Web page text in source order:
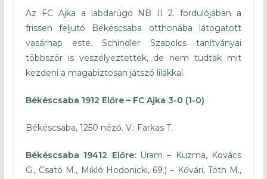
Az FC Ajka a labdarúgó NB II 2. fordulójában a
frissen feljutó Békéscsaba otthonába látogatott
vasárnap este. Schindler Szabolcs tanítványai
többször is veszélyeztettek, de nem tudtak mit
kezdeni a magabiztosan játszó lilákkal.
Békéscsaba 1912 Előre – FC Ajka 3-0 (1-0)
Békéscsaba, 1250 néző. V.: Farkas T.
Békéscsaba 19412 Előre:Uram – Kuzma, Kovács
G., Csató M., Mikló Hodonicki, 69.) – Kővári, Tóth M.,